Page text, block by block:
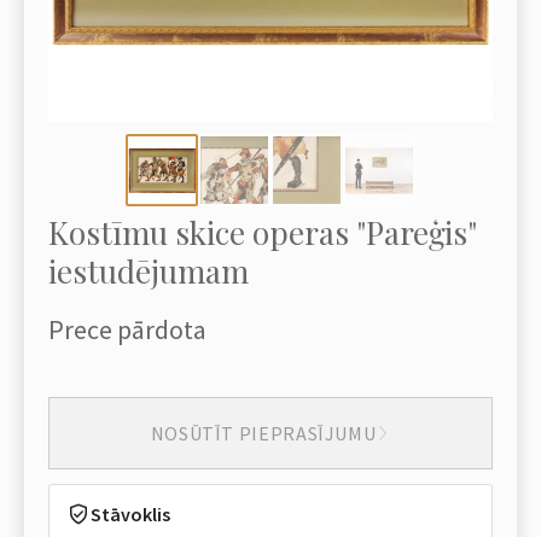
Kostīmu skice operas "Pareģis"
iestudējumam
Prece pārdota
NOSŪTĪT PIEPRASĪJUMU
Stāvoklis